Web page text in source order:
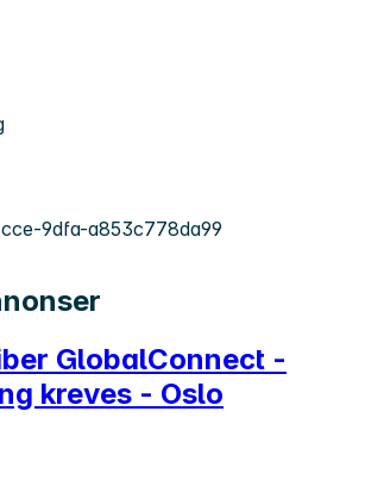
9dfa-a853c778da99
GlobalConnect -
kreves - Oslo